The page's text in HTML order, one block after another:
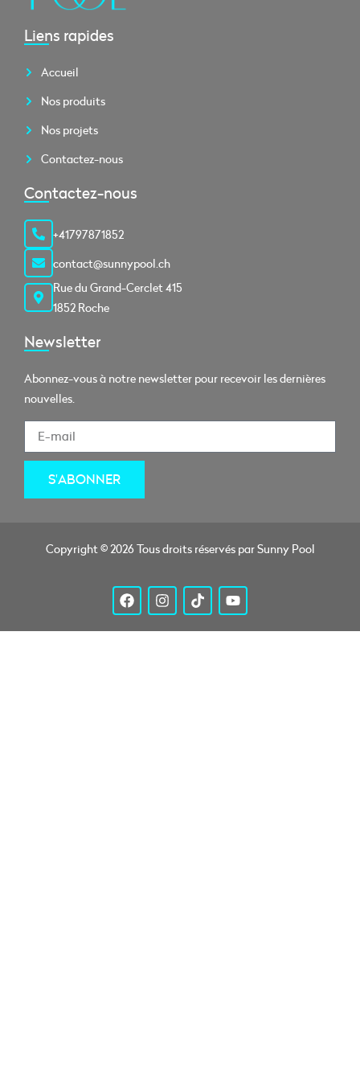
Liens rapides
Accueil
Nos produits
Nos projets
Contactez-nous
Contactez-nous
+41797871852
contact@sunnypool.ch
Rue du Grand-Cerclet 415
1852 Roche
Newsletter
Abonnez-vous à notre newsletter pour recevoir les dernières
nouvelles.
S'ABONNER
Copyright © 2026 Tous droits réservés par Sunny Pool